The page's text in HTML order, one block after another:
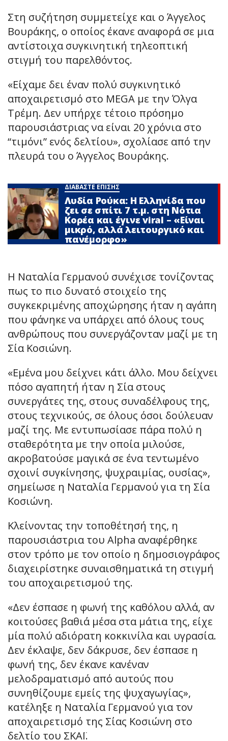
Στη συζήτηση συμμετείχε και ο Άγγελος
Βουράκης, ο οποίος έκανε αναφορά σε μια
αντίστοιχα συγκινητική τηλεοπτική
στιγμή του παρελθόντος.
«Είχαμε δει έναν πολύ συγκινητικό
αποχαιρετισμό στο MEGA με την Όλγα
Τρέμη. Δεν υπήρχε τέτοιο πρόσημο
παρουσιάστριας να είναι 20 χρόνια στο
“τιμόνι” ενός δελτίου», σχολίασε από την
πλευρά του ο Άγγελος Βουράκης.
ΔΙΑΒΑΣΤΕ ΕΠΙΣΗΣ
Λυδία Ρούκα: Η Ελληνίδα που
ζει σε σπίτι 7 τ.μ. στη Νότια
Κορέα και έγινε viral – «Είναι
μικρό, αλλά λειτουργικό και
πανέμορφο»
Η Ναταλία Γερμανού συνέχισε τονίζοντας
πως το πιο δυνατό στοιχείο της
συγκεκριμένης αποχώρησης ήταν η αγάπη
που φάνηκε να υπάρχει από όλους τους
ανθρώπους που συνεργάζονταν μαζί με τη
Σία Κοσιώνη.
«Εμένα μου δείχνει κάτι άλλο. Μου δείχνει
πόσο αγαπητή ήταν η Σία στους
συνεργάτες της, στους συναδέλφους της,
στους τεχνικούς, σε όλους όσοι δούλευαν
μαζί της. Με εντυπωσίασε πάρα πολύ η
σταθερότητα με την οποία μιλούσε,
ακροβατούσε μαγικά σε ένα τεντωμένο
σχοινί συγκίνησης, ψυχραιμίας, ουσίας»,
σημείωσε η Ναταλία Γερμανού για τη Σία
Κοσιώνη.
Κλείνοντας την τοποθέτησή της, η
παρουσιάστρια του Alpha αναφέρθηκε
στον τρόπο με τον οποίο η δημοσιογράφος
διαχειρίστηκε συναισθηματικά τη στιγμή
του αποχαιρετισμού της.
«Δεν έσπασε η φωνή της καθόλου αλλά, αν
κοιτούσες βαθιά μέσα στα μάτια της, είχε
μία πολύ αδιόρατη κοκκινίλα και υγρασία.
Δεν έκλαψε, δεν δάκρυσε, δεν έσπασε η
φωνή της, δεν έκανε κανέναν
μελοδραματισμό από αυτούς που
συνηθίζουμε εμείς της ψυχαγωγίας»,
κατέληξε η Ναταλία Γερμανού για τον
αποχαιρετισμό της Σίας Κοσιώνη στο
δελτίο του ΣΚΑΪ.